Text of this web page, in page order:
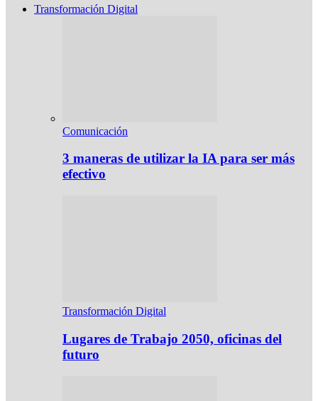
Transformación Digital
Comunicación
3 maneras de utilizar la IA para ser más
efectivo
Transformación Digital
Lugares de Trabajo 2050, oficinas del
futuro